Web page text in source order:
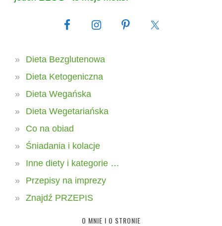
Dieta Bezglutenowa
Dieta Ketogeniczna
Dieta Wegańska
Dieta Wegetariańska
Co na obiad
Śniadania i kolacje
Inne diety i kategorie …
Przepisy na imprezy
Znajdź PRZEPIS
O MNIE I O STRONIE